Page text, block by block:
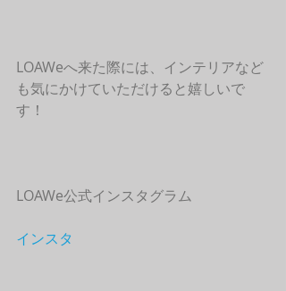
LOAWeへ来た際には、インテリアなど
も気にかけていただけると嬉しいで
す！
LOAWe公式インスタグラム
インスタ